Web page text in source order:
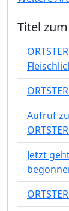
Titel
Aufruf
Jetzt